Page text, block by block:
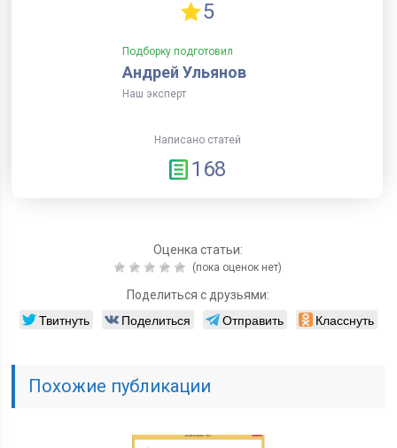
5
Подборку подготовил
Андрей Ульянов
Наш эксперт
Написано статей
168
Оценка статьи:
(пока оценок нет)
Поделиться с друзьями:
Твитнуть Поделиться Отправить Класснуть
Похожие публикации